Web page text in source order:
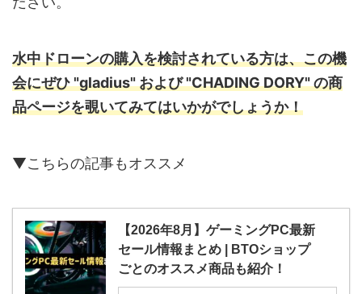
水中ドローンの購入を検討されている方は、この機
会にぜひ "gladius" および "CHADING DORY" の商
品ページを覗いてみてはいかがでしょうか！
▼こちらの記事もオススメ
【2026年8月】ゲーミングPC最新
セール情報まとめ | BTOショップ
ごとのオススメ商品も紹介！